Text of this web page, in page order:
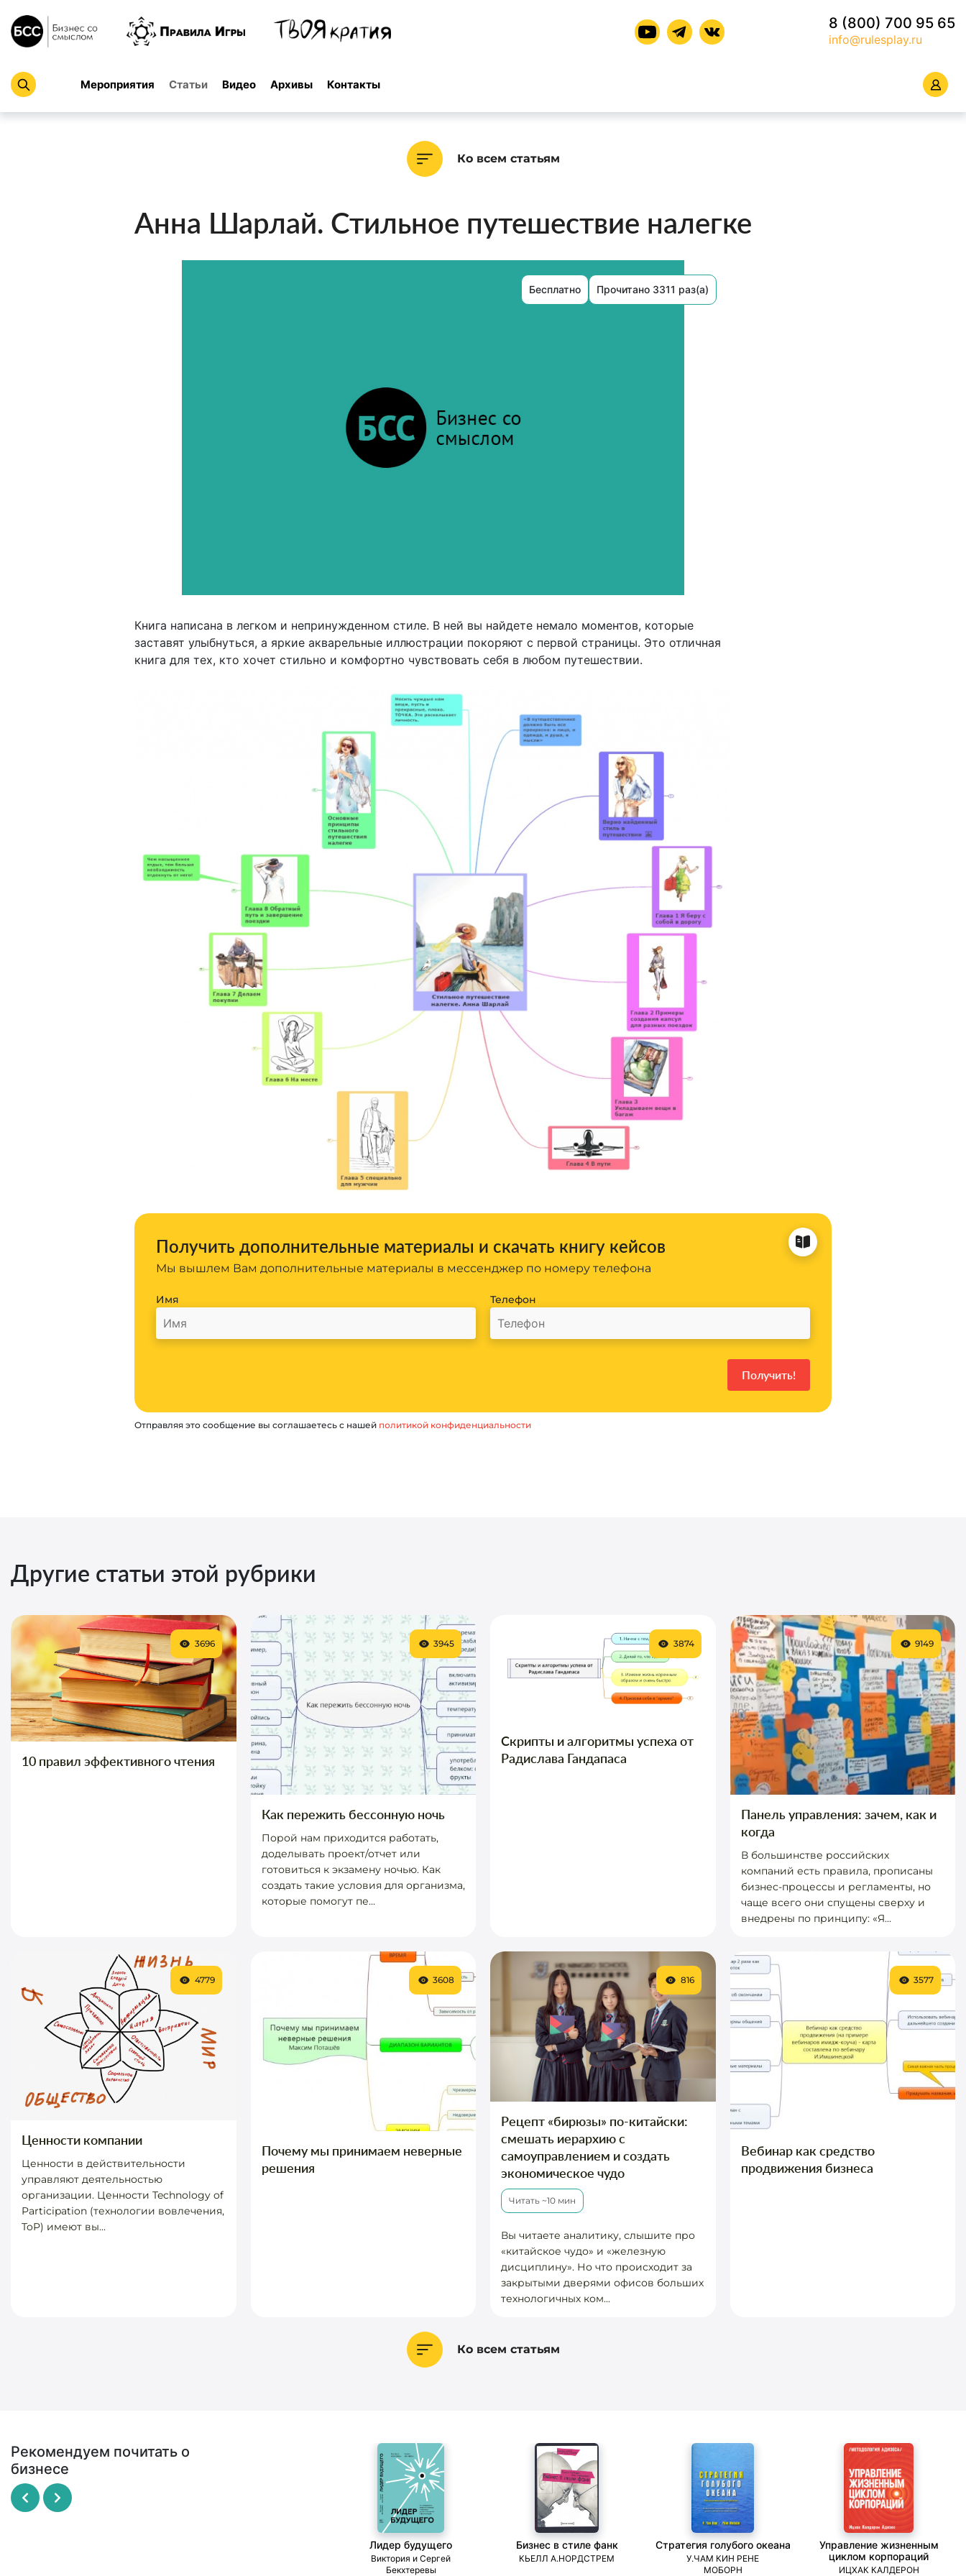
8 (800) 700 95 65
info@rulesplay.ru
Мероприятия Статьи Видео Архивы Контакты
Ко всем статьям
Анна Шарлай. Стильное путешествие налегке
Бесплатно Прочитано 3311 раз(а)
Книга написана в легком и непринужденном стиле. В ней вы найдете немало моментов, которые
заставят улыбнуться, а яркие акварельные иллюстрации покоряют с первой страницы. Это отличная
книга для тех, кто хочет стильно и комфортно чувствовать себя в любом путешествии.
Получить дополнительные материалы и скачать книгу кейсов
Мы вышлем Вам дополнительные материалы в мессенджер по номеру телефона
Имя Телефон
Отправляя это сообщение вы соглашаетесь с нашей политикой конфиденциальности
Другие статьи этой рубрики
10 правил эффективного чтения
3696
Как пережить бессонную ночь
Порой нам приходится работать,
доделывать проект/отчет или
готовиться к экзамену ночью. Как
создать такие условия для организма,
которые помогут пе...
3945
Скрипты и алгоритмы успеха от
Радислава Гандапаса
3874
Панель управления: зачем, как и
когда
В большинстве российских
компаний есть правила, прописаны
бизнес-процессы и регламенты, но
чаще всего они спущены сверху и
внедрены по принципу: «Я...
9149
Ценности компании
Ценности в действительности
управляют деятельностью
организации. Ценности Technology of
Participation (технологии вовлечения,
ToP) имеют вы...
4779
Почему мы принимаем неверные
решения
3608
Рецепт «бирюзы» по-китайски:
смешать иерархию с
самоуправлением и создать
экономическое чудо
Читать ~10 мин
Вы читаете аналитику, слышите про
«китайское чудо» и «железную
дисциплину». Но что происходит за
закрытыми дверями офисов больших
технологичных ком...
816
Вебинар как средство
продвижения бизнеса
3577
Ко всем статьям
Рекомендуем почитать о
бизнесе
Лидер будущего
Виктория и Сергей
Бекхтеревы
Бизнес в стиле фанк
КЬЕЛЛ А.НОРДСТРЕМ
Стратегия голубого океана
У.ЧАМ КИН РЕНЕ
МОБОРН
Управление жизненным
циклом корпораций
ИЦХАК КАЛДЕРОН